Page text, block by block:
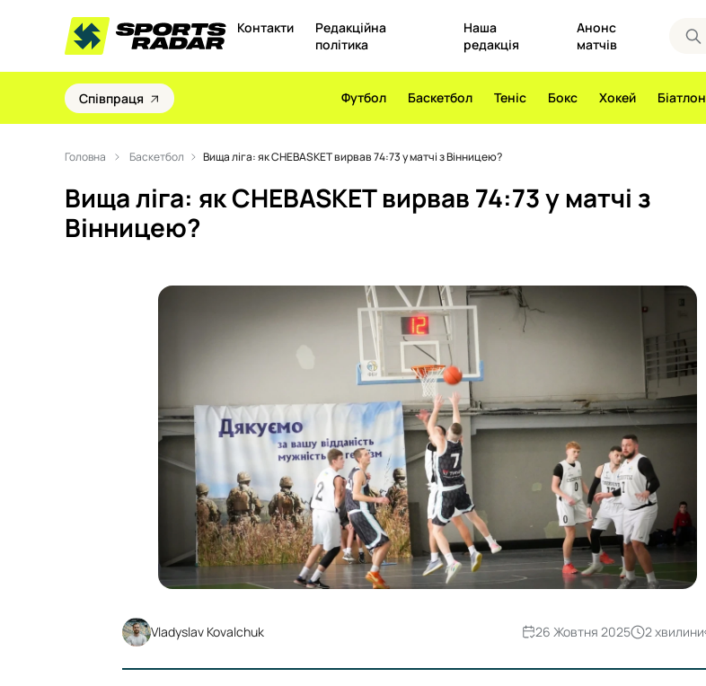
Контакти
Редакційна
політика
Наша
редакція
Анонс
матчів
Співпраця Футбол Баскетбол Теніс Бокс Хокей Біатлон
Головна Баскетбол Вища ліга: як CHEBASKET вирвав 74:73 у матчі з Вінницею?
Вища ліга: як CHEBASKET вирвав 74:73 у матчі з
Вінницею?
Vladyslav Kovalchuk 2 хвилини
26 Жовтня 2025